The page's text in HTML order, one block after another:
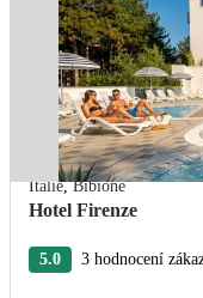
Itálie,Bibione
Hotel Firenze
5.0
3 hodnocení